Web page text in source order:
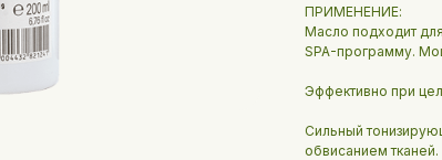
ПРИМЕНЕНИЕ:
Масло подходит
SPA-программу.
Эффективно при
Сильный
обвисанием тканей.